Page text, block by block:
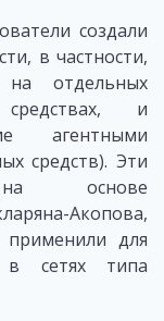
создали
в частности,
на отдельных
и
агентными
средств). Эти
основе
Акопова,
для
в сетях типа